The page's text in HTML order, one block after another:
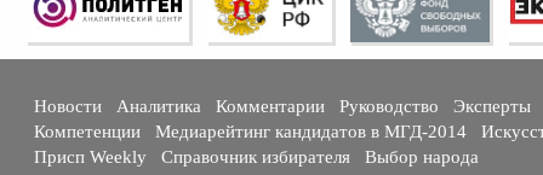
Новости Аналитика Комментарии Руководство
Эксперты
Компетенции
Медиарейтинг кандидатов в МГД-2014
Присп Weekly
Справочник избирателя
Выбор народа